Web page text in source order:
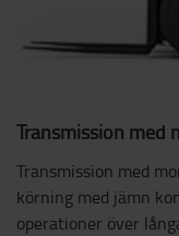
Transmission med
Transmission med
körning med jämn
operationer över